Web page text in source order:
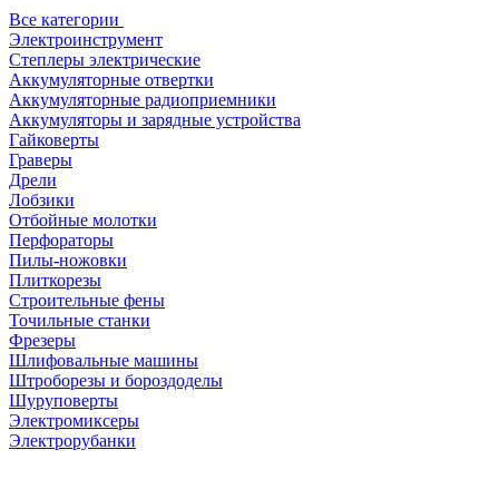
Все категории
Электроинструмент
Степлеры электрические
Аккумуляторные отвертки
Аккумуляторные радиоприемники
Аккумуляторы и зарядные устройства
Гайковерты
Граверы
Дрели
Лобзики
Отбойные молотки
Перфораторы
Пилы-ножовки
Плиткорезы
Строительные фены
Точильные станки
Фрезеры
Шлифовальные машины
Штроборезы и бороздоделы
Шуруповерты
Электромиксеры
Электрорубанки